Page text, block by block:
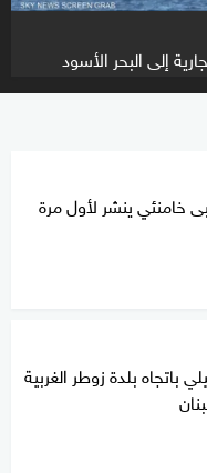
إلى البحر الأسود
خامنئي ينشر لأول مرة
باتجاه بلدة زوطر الغربية